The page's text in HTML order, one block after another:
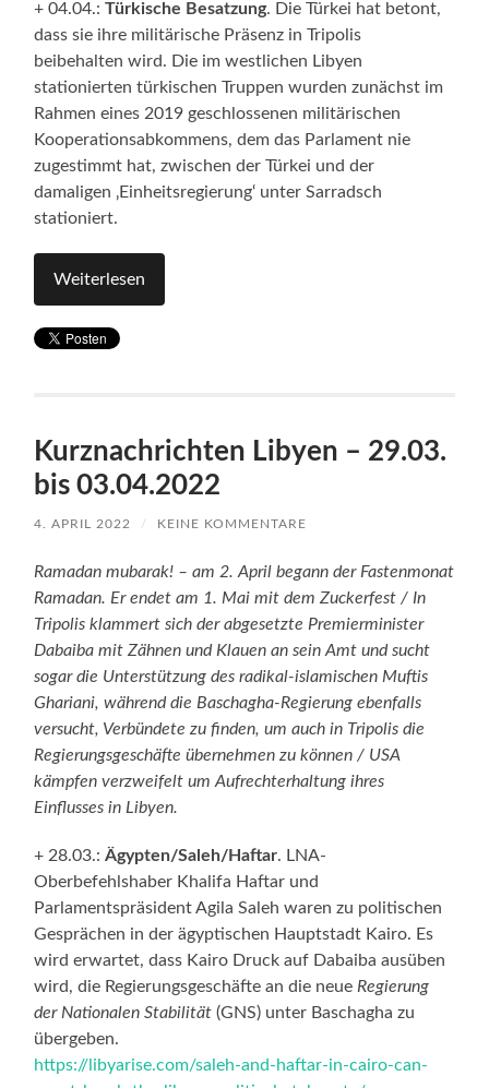
+ 04.04.:Türkische Besatzung. Die Türkei hat betont,
dass sie ihre militärische Präsenz in Tripolis
beibehalten wird. Die im westlichen Libyen
stationierten türkischen Truppen wurden zunächst im
Rahmen eines 2019 geschlossenen militärischen
Kooperationsabkommens, dem das Parlament nie
zugestimmt hat, zwischen der Türkei und der
damaligen ‚Einheitsregierung‘ unter Sarradsch
stationiert.
Weiterlesen
Kurznachrichten Libyen – 29.03.
bis 03.04.2022
4. APRIL 2022 / KEINE KOMMENTARE
Ramadan mubarak! – am 2. April begann der Fastenmonat
Ramadan. Er endet am 1. Mai mit dem Zuckerfest / In
Tripolis klammert sich der abgesetzte Premierminister
Dabaiba mit Zähnen und Klauen an sein Amt und sucht
sogar die Unterstützung des radikal-islamischen Muftis
Ghariani, während die Baschagha-Regierung ebenfalls
versucht, Verbündete zu finden, um auch in Tripolis die
Regierungsgeschäfte übernehmen zu können / USA
kämpfen verzweifelt um Aufrechterhaltung ihres
Einflusses in Libyen.
+ 28.03.:Ägypten/Saleh/Haftar. LNA-
Oberbefehlshaber Khalifa Haftar und
Parlamentspräsident Agila Saleh waren zu politischen
Gesprächen in der ägyptischen Hauptstadt Kairo. Es
wird erwartet, dass Kairo Druck auf Dabaiba ausüben
wird, die Regierungsgeschäfte an die neueRegierung
der Nationalen Stabilität (GNS) unter Baschagha zu
übergeben.
https://libyarise.com/saleh-and-haftar-in-cairo-can-